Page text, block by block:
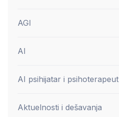
AGI
AI
AI psihijatar i psihoterapeut
Aktuelnosti i dešavanja